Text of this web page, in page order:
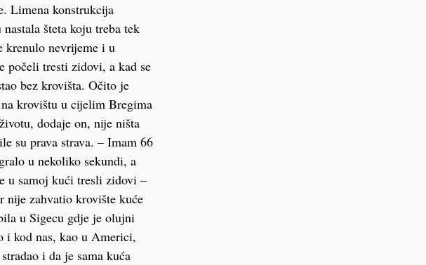
Limena konstrukcija
šteta koju treba tek
krenulo nevrijeme i u
počeli tresti zidovi, a kad se
bez krovišta. Očito je
krovištu u cijelim Bregima
dodaje on, nije ništa
su prava strava. – Imam 66
u nekoliko sekundi, a
u samoj kući tresli zidovi –
nije zahvatio krovište kuće
u Sigecu gdje je olujni
i kod nas, kao u Americi,
i da je sama kuća